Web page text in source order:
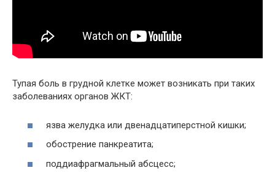
Тупая боль в грудной клетке может возникать при таких
заболеваниях органов ЖКТ:
язва желудка или двенадцатиперстной кишки;
обострение панкреатита;
поддиафрагмальный абсцесс;